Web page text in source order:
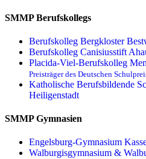
SMMP Berufskollegs
Berufskolleg Bergkloster
Berufskolleg Canisiusstift
Placida-Viel-Berufskolleg
Preisträger des Deutschen
Katholische Berufsbildende
Heiligenstadt
SMMP Gymnasien
Engelsburg-Gymnasium
Walburgisgymnasium &